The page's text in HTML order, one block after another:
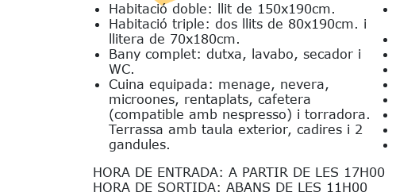
Habitació doble: llit de 150x190cm.
Habitació triple: dos llits de 80x190cm. i
llitera de 70x180cm.
Bany complet: dutxa, lavabo, secador i
WC.
Cuina equipada: menage, nevera,
microones, rentaplats, cafetera
(compatible amb nespresso) i torradora.
Terrassa amb taula exterior, cadires i 2
gandules.
HORA DE ENTRADA: A PARTIR DE LES 17H00
HORA DE SORTIDA: ABANS DE LES 11H00